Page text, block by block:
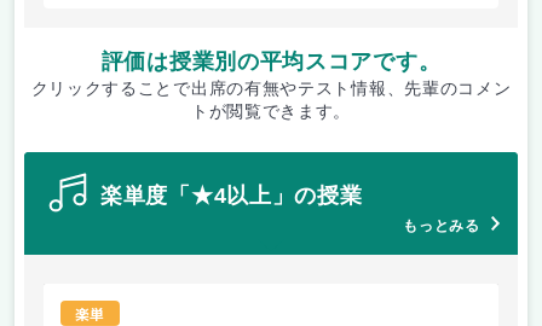
評価は授業別の平均スコアです。
クリックすることで出席の有無やテスト情報、先輩のコメン
トが閲覧できます。
楽単度「★4以上」の授業
もっとみる
楽単